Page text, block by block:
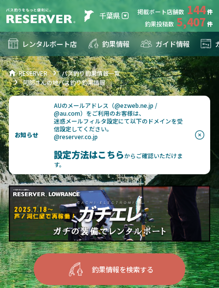
千葉県 掲載ボート店舗数 144
釣果投稿数 5,407
レンタルボート店 釣果情報 ガイド情報
RESERVER
バス釣り釣果情報一覧
阿部さんの地バス釣り釣果情報
お知らせ
AUのメールアドレス（@ezweb.ne.jp /
@au.com）をご利用のお客様は、
迷惑メールフィルタ設定にて以下のドメインを受
信設定してください。
@reserver.co.jp
設定方法はこちらからご確認いただけま
す。
釣果情報を検索する